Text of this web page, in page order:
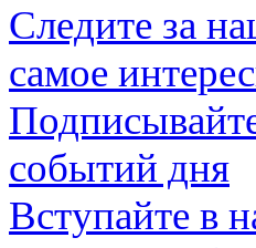
Следите за
самое
событий дня
Вступайте в